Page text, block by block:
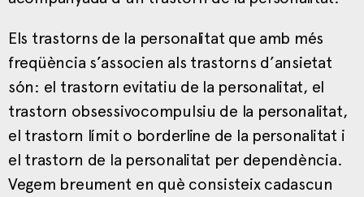
Els trastorns de la personalitat que amb més
freqüència s’associen als trastorns d’ansietat
són: el trastorn evitatiu de la personalitat, el
trastorn obsessivocompulsiu de la personalitat,
el trastorn límit o borderline de la personalitat i
el trastorn de la personalitat per dependència.
Vegem breument en què consisteix cadascun